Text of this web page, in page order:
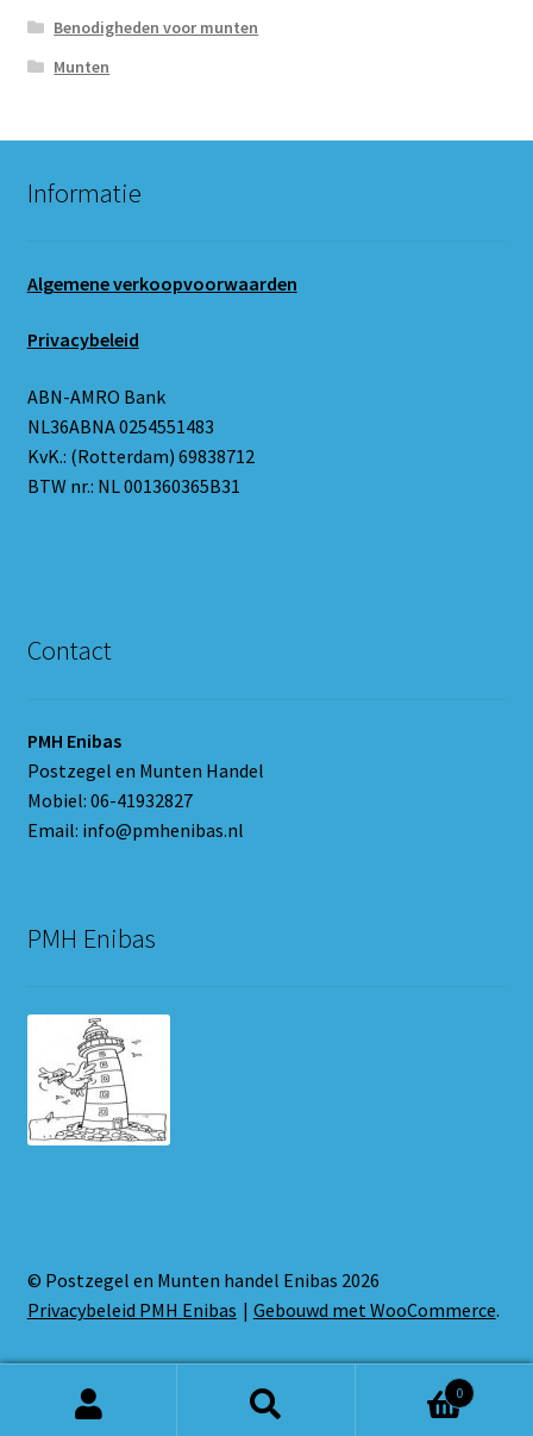
Benodigheden voor munten
Munten
Informatie
Algemene verkoopvoorwaarden
Privacybeleid
ABN-AMRO Bank
NL36ABNA 0254551483
KvK.: (Rotterdam) 69838712
BTW nr.: NL 001360365B31
Contact
PMH Enibas
Postzegel en Munten Handel
Mobiel: 06-41932827
Email: info@pmhenibas.nl
PMH Enibas
© Postzegel en Munten handel Enibas 2026
Privacybeleid PMH Enibas
Gebouwd met WooCommerce.
0